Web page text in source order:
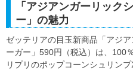
「アジアンガーリック
ー」の魅力
ゼッテリアの目玉新商品「アジ
ーガー」590円（税込）は、100
リプリのポップコーンシュリン